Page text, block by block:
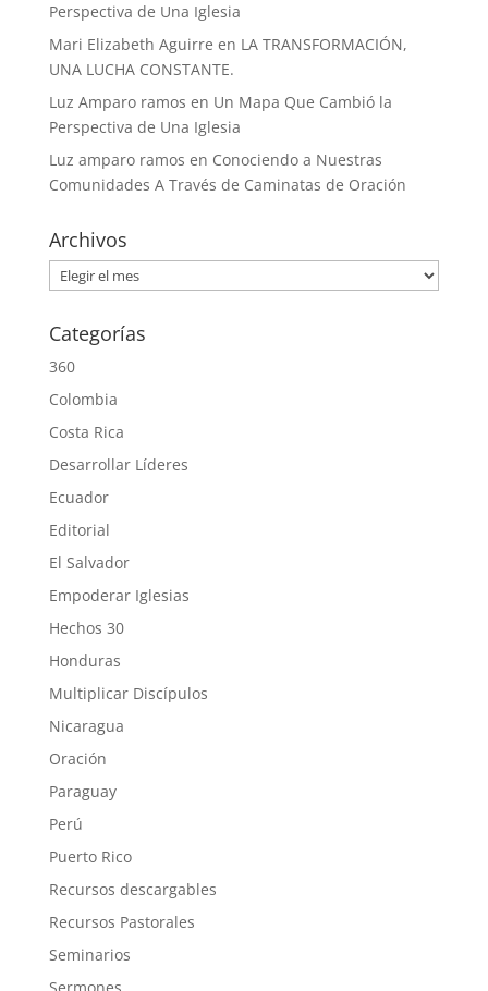
Perspectiva de Una Iglesia
Mari Elizabeth Aguirre en LA TRANSFORMACIÓN,
UNA LUCHA CONSTANTE.
Luz Amparo ramos en Un Mapa Que Cambió la
Perspectiva de Una Iglesia
Luz amparo ramos en Conociendo a Nuestras
Comunidades A Través de Caminatas de Oración
Archivos
Archivos
Categorías
360
Colombia
Costa Rica
Desarrollar Líderes
Ecuador
Editorial
El Salvador
Empoderar Iglesias
Hechos 30
Honduras
Multiplicar Discípulos
Nicaragua
Oración
Paraguay
Perú
Puerto Rico
Recursos descargables
Recursos Pastorales
Seminarios